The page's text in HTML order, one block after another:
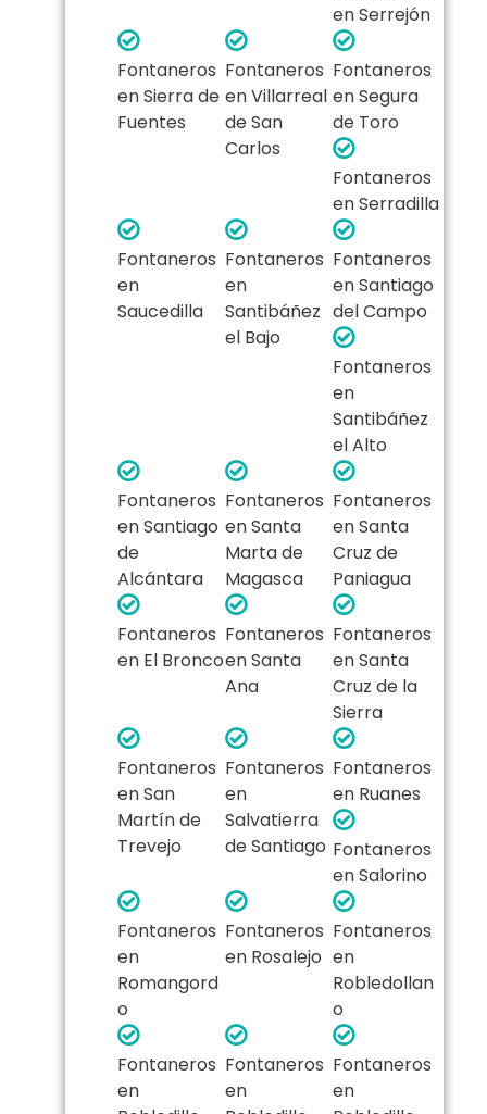
en Serrejón
Fontaneros
en Sierra de
Fuentes
Fontaneros
en Villarreal
de San
Carlos
Fontaneros
en Segura
de Toro
Fontaneros
en Serradilla
Fontaneros
en
Saucedilla
Fontaneros
en
Santibáñez
el Bajo
Fontaneros
en Santiago
del Campo
Fontaneros
en
Santibáñez
el Alto
Fontaneros
en Santiago
de
Alcántara
Fontaneros
en Santa
Marta de
Magasca
Fontaneros
en Santa
Cruz de
Paniagua
Fontaneros
en El Bronco
Fontaneros
en Santa
Ana
Fontaneros
en Santa
Cruz de la
Sierra
Fontaneros
en San
Martín de
Trevejo
Fontaneros
en
Salvatierra
de Santiago
Fontaneros
en Ruanes
Fontaneros
en Salorino
Fontaneros
en
Romangord
o
Fontaneros
en Rosalejo
Fontaneros
en
Robledollan
o
Fontaneros
en
Fontaneros
en
Fontaneros
en